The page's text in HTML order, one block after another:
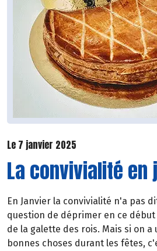
Le 7 janvier 2025
La convivialité en
En Janvier la convivialité n'a pas
question de déprimer en ce
de la galette des rois. Mais si on a
bonnes choses durant les fêtes,